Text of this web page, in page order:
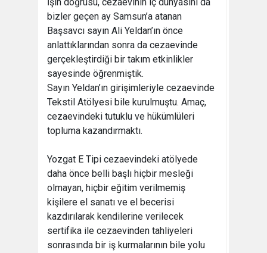
bizler geçen ay Samsun’a atanan
Başsavcı sayın Ali Yeldan’ın önce
anlattıklarından sonra da cezaevinde
gerçekleştirdiği bir takım etkinlikler
sayesinde öğrenmiştik.
Sayın Yeldan’ın girişimleriyle cezaevinde
Tekstil Atölyesi bile kurulmuştu. Amaç,
cezaevindeki tutuklu ve hükümlüleri
topluma kazandırmaktı.
Yozgat E Tipi cezaevindeki atölyede
daha önce belli başlı hiçbir mesleği
olmayan, hiçbir eğitim verilmemiş
kişilere el sanatı ve el becerisi
kazdırılarak kendilerine verilecek
sertifika ile cezaevinden tahliyeleri
sonrasında bir iş kurmalarının bile yolu